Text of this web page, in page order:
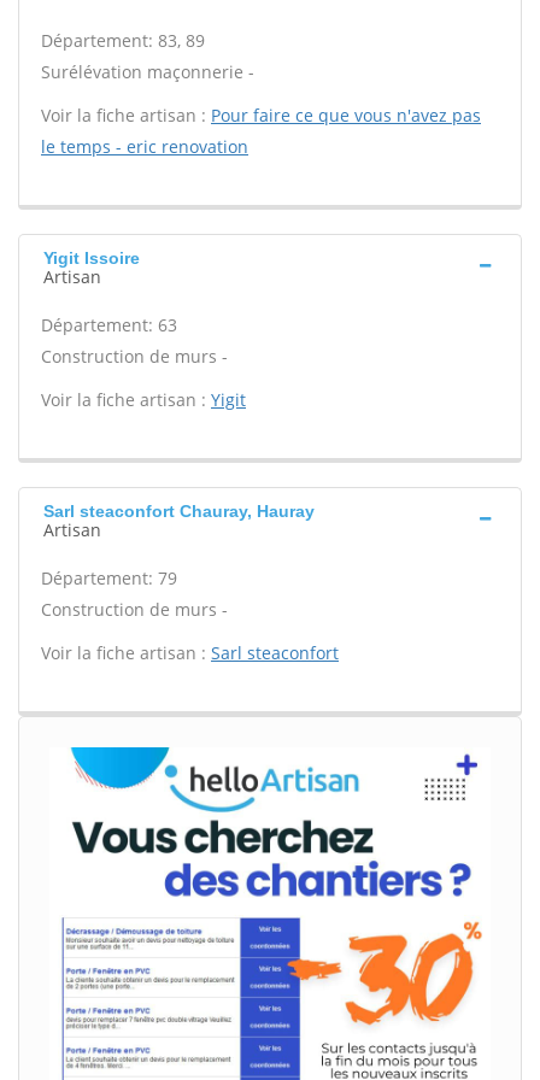
Département: 83, 89
Surélévation maçonnerie -
Voir la fiche artisan : Pour faire ce que vous n'avez pas
le temps - eric renovation
Yigit Issoire
Artisan
Département: 63
Construction de murs -
Voir la fiche artisan : Yigit
Sarl steaconfort Chauray, Hauray
Artisan
Département: 79
Construction de murs -
Voir la fiche artisan : Sarl steaconfort